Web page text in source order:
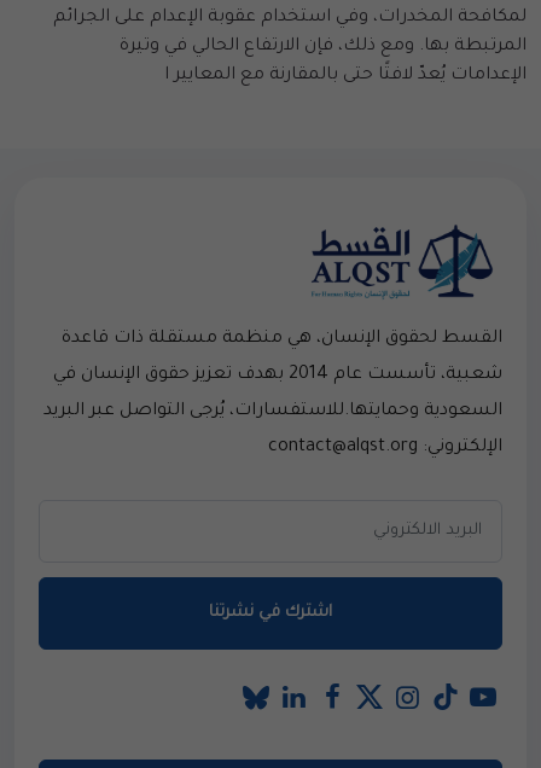
لمكافحة المخدرات، وفي استخدام عقوبة الإعدام على الجرائم
المرتبطة بها. ومع ذلك، فإن الارتفاع الحالي في وتيرة
الإعدامات يُعدّ لافتًا حتى بالمقارنة مع المعايير ا
القسط لحقوق الإنسان، هي منظمة مستقلة ذات قاعدة
شعبية، تأسست عام 2014 بهدف تعزيز حقوق الإنسان في
السعودية وحمايتها.للاستفسارات، يُرجى التواصل عبر البريد
الإلكتروني: contact@alqst.org
اشترك في نشرتنا